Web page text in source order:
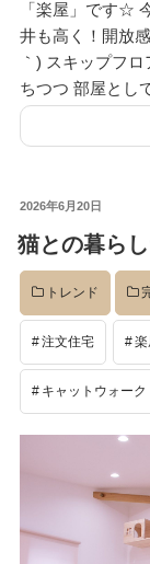
「楽屋」です☆
井も高く！開放
｀) スキップフ
ちつつ 部屋とし
投
日:
2026年6月20日
猫との暮ら
トレンド
注文住宅 楽
キャットウォーク